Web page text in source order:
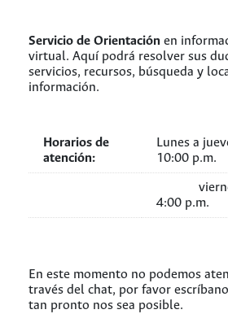
Servicio de Orientación en
virtual. Aquí podrá resolver sus
servicios, recursos, búsqueda y
información.
Horarios de
atención:
Lunes a
10:00 p.m.
viernes
4:00 p.m.
En este momento no podemos
través del chat, por favor
tan pronto nos sea posible.